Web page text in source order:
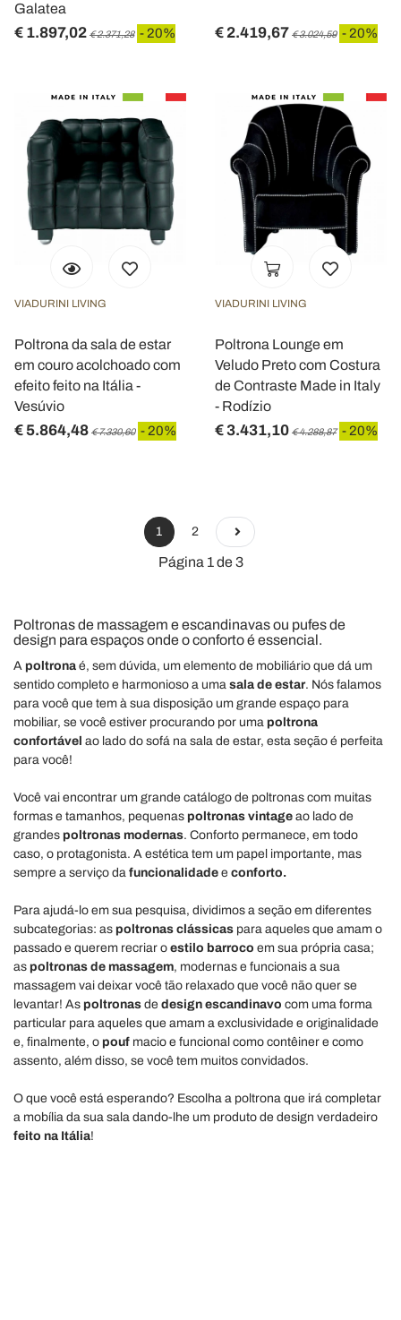
Galatea
€ 1.897,02 € 2.371,28 - 20% € 2.419,67 € 3.024,59 - 20%
VIADURINI LIVING
Poltrona da sala de estar
em couro acolchoado com
efeito feito na Itália -
Vesúvio
€ 5.864,48 € 7.330,60 - 20%
VIADURINI LIVING
Poltrona Lounge em
Veludo Preto com Costura
de Contraste Made in Italy
- Rodízio
€ 3.431,10 € 4.288,87 - 20%
1 2
Página 1 de 3
Poltronas de massagem e escandinavas ou pufes de
design para espaços onde o conforto é essencial.
A poltrona é, sem dúvida, um elemento de mobiliário que dá um
sentido completo e harmonioso a uma sala de estar. Nós falamos
para você que tem à sua disposição um grande espaço para
mobiliar, se você estiver procurando por uma poltrona
confortável ao lado do sofá na sala de estar, esta seção é perfeita
para você!
Você vai encontrar um grande catálogo de poltronas com muitas
formas e tamanhos, pequenas poltronas vintage ao lado de
grandes poltronas modernas. Conforto permanece, em todo
caso, o protagonista. A estética tem um papel importante, mas
sempre a serviço da funcionalidade e conforto.
Para ajudá-lo em sua pesquisa, dividimos a seção em diferentes
subcategorias: as poltronas clássicas para aqueles que amam o
passado e querem recriar o estilo barroco em sua própria casa;
as poltronas de massagem, modernas e funcionais a sua
massagem vai deixar você tão relaxado que você não quer se
levantar! As poltronas de design escandinavo com uma forma
particular para aqueles que amam a exclusividade e originalidade
e, finalmente, o pouf macio e funcional como contêiner e como
assento, além disso, se você tem muitos convidados.
O que você está esperando? Escolha a poltrona que irá completar
a mobília da sua sala dando-lhe um produto de design verdadeiro
feito na Itália!